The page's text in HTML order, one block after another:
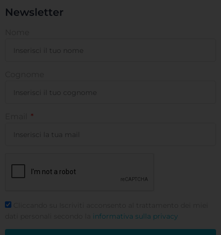
Newsletter
informativa sulla privacy